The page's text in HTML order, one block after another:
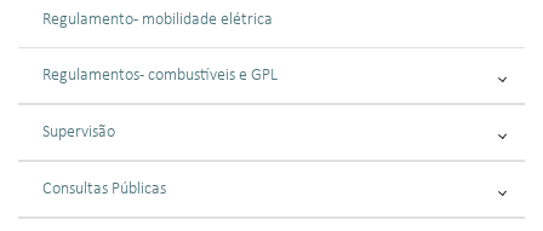
Regulamento - mobilidade elétrica
Regulamentos - combustíveis e GPL
Supervisão
Consultas Públicas